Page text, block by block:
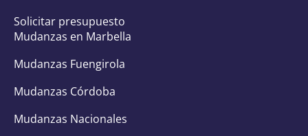
Solicitar presupuesto
Mudanzas en Marbella
Mudanzas Fuengirola
Mudanzas Córdoba
Mudanzas Nacionales